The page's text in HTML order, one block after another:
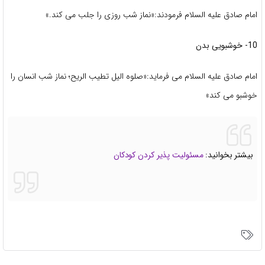
امام صادق علیه السلام فرمودند:«نماز شب روزی را جلب می کند.»
10- خوشبویی بدن
امام صادق علیه السلام می فرماید:«صلوه الیل تطیب الریح؛ نماز شب انسان را
خوشبو می کند»
بیشتر بخوانید:مسئولیت پذیر کردن کودکان